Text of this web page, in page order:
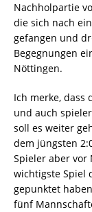
Nachholpartie
die sich nach
gefangen und
Begegnungen
Nöttingen.
Ich merke,
und auch
soll es weiter
dem jüngsten
Spieler aber vor
wichtigste Spiel
gepunktet
fünf